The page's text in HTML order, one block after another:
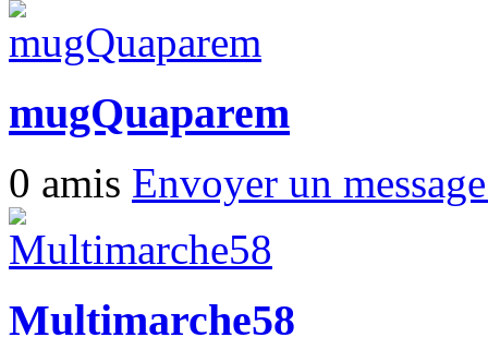
mugQuaparem
0 amis Envoyer un
Multimarche58